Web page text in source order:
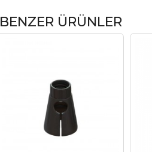
BENZER ÜRÜNLER